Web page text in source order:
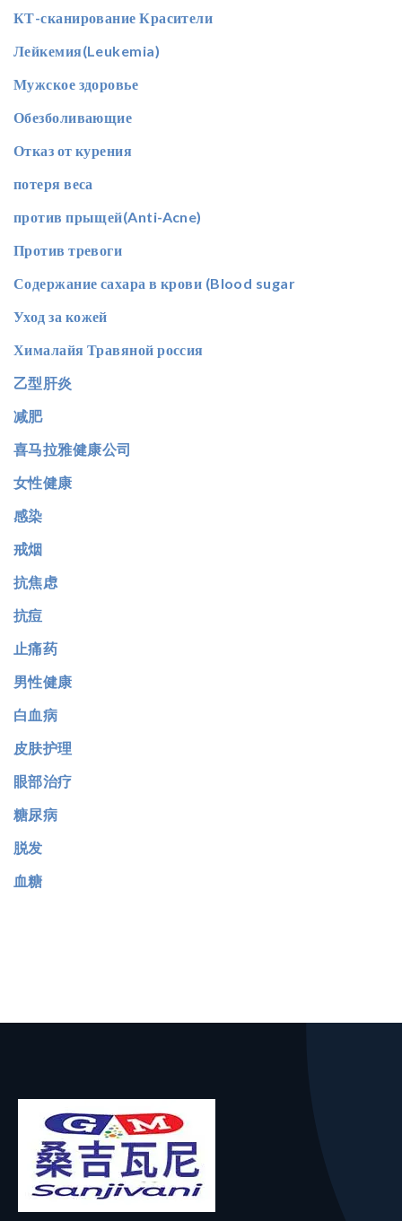
КТ-сканирование Красители
Лейкемия(Leukemia)
Мужское здоровье
Обезболивающие
Отказ от курения
потеря веса
против прыщей(Anti-Acne)
Против тревоги
Содержание сахара в крови (Blood sugar
Уход за кожей
Хималайя Травяной россия
乙型肝炎
减肥
喜马拉雅健康公司
女性健康
感染
戒烟
抗焦虑
抗痘
止痛药
男性健康
白血病
皮肤护理
眼部治疗
糖尿病
脱发
血糖